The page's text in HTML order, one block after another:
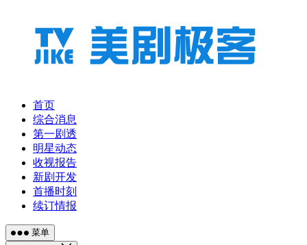
首页
综合消息
第一剧透
明星动态
收视报告
新剧开发
首播时刻
续订情报
菜单